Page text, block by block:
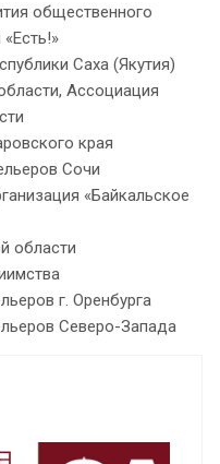
общественного
Саха (Якутия)
Ассоциация
края
Сочи
«Байкальское
области
г. Оренбурга
Северо-Запада